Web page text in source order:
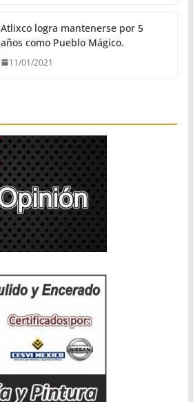
Atlixco logra mantenerse por 5
años como Pueblo Mágico.
11/01/2021